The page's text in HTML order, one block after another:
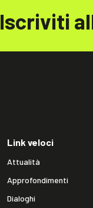
Iscriviti
Link veloci
Attualità
Approfondimenti
Dialoghi